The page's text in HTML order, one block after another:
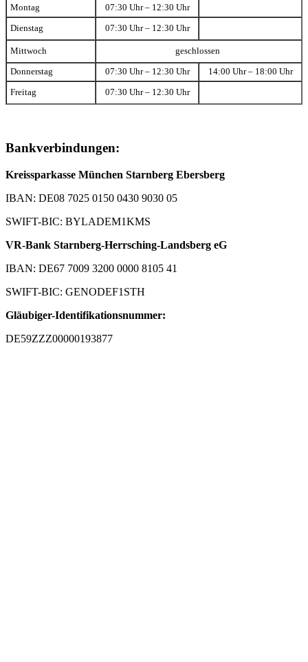
Montag 07:30 Uhr – 12:30 Uhr
Dienstag 07:30 Uhr – 12:30 Uhr
Mittwoch geschlossen
Donnerstag 07:30 Uhr – 12:30 Uhr 14:00 Uhr – 18:00 Uhr
Freitag 07:30 Uhr – 12:30 Uhr
Bankverbindungen:
Kreissparkasse München Starnberg Ebersberg
IBAN: DE08 7025 0150 0430 9030 05
SWIFT-BIC: BYLADEM1KMS
VR-Bank Starnberg-Herrsching-Landsberg eG
IBAN: DE67 7009 3200 0000 8105 41
SWIFT-BIC: GENODEF1STH
Gläubiger-Identifikationsnummer:
DE59ZZZ00000193877